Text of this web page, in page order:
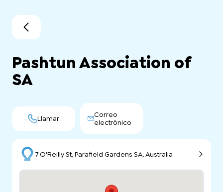
Pashtun Association of
SA
Llamar
Correo
electrónico
7 O'Reilly St, Parafield Gardens SA, Australia